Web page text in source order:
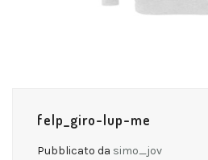
felp_giro-lup-me
Pubblicato da simo_jov